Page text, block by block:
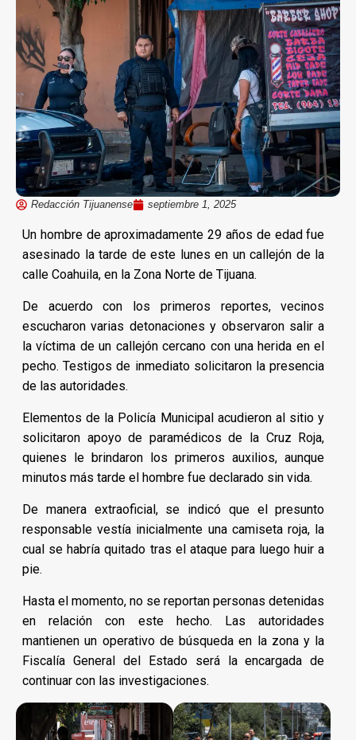
Redacción Tijuanense septiembre 1, 2025
Un hombre de aproximadamente 29 años de edad fue
asesinado la tarde de este lunes en un callejón de la
calle Coahuila, en la Zona Norte de Tijuana.
De acuerdo con los primeros reportes, vecinos
escucharon varias detonaciones y observaron salir a
la víctima de un callejón cercano con una herida en el
pecho. Testigos de inmediato solicitaron la presencia
de las autoridades.
Elementos de la Policía Municipal acudieron al sitio y
solicitaron apoyo de paramédicos de la Cruz Roja,
quienes le brindaron los primeros auxilios, aunque
minutos más tarde el hombre fue declarado sin vida.
De manera extraoficial, se indicó que el presunto
responsable vestía inicialmente una camiseta roja, la
cual se habría quitado tras el ataque para luego huir a
pie.
Hasta el momento, no se reportan personas detenidas
en relación con este hecho. Las autoridades
mantienen un operativo de búsqueda en la zona y la
Fiscalía General del Estado será la encargada de
continuar con las investigaciones.